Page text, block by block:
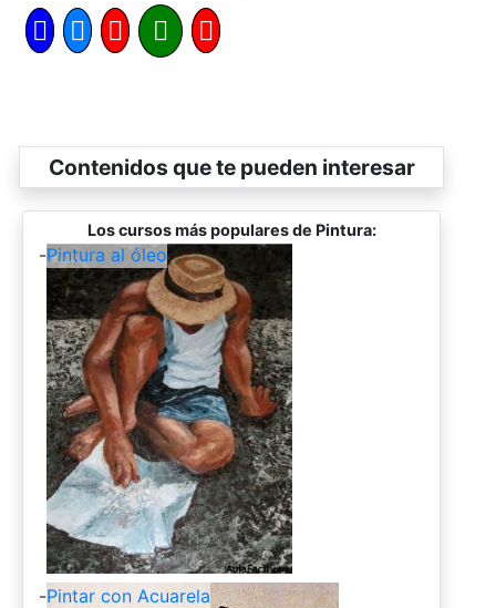
Contenidos que te pueden interesar
Los cursos más populares de Pintura:
-Pintura al óleo
-Pintar con Acuarela